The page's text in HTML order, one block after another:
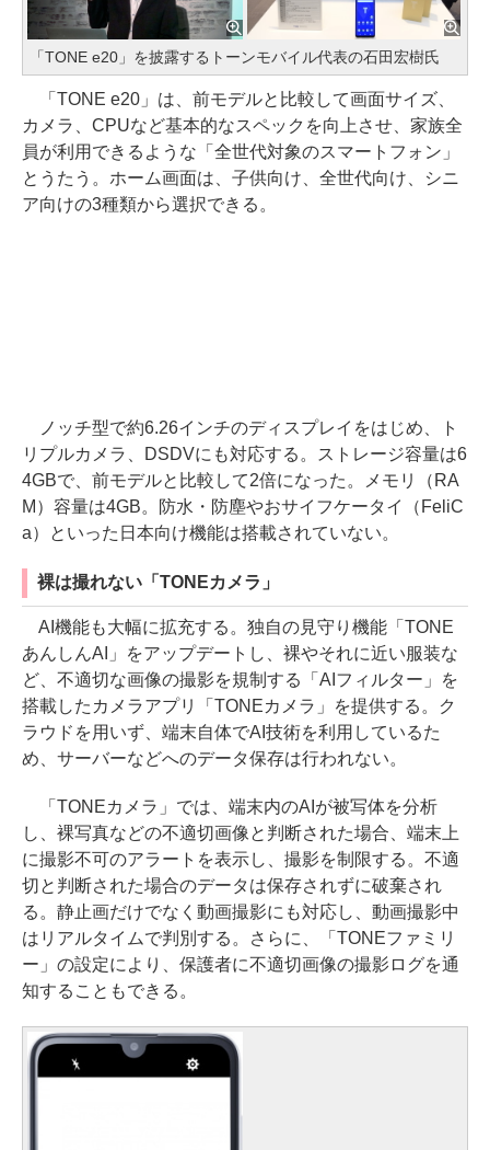
「TONE e20」を披露するトーンモバイル代表の石田宏樹氏
「TONE e20」は、前モデルと比較して画面サイズ、
カメラ、CPUなど基本的なスペックを向上させ、家族全
員が利用できるような「全世代対象のスマートフォン」
とうたう。ホーム画面は、子供向け、全世代向け、シニ
ア向けの3種類から選択できる。
ノッチ型で約6.26インチのディスプレイをはじめ、ト
リプルカメラ、DSDVにも対応する。ストレージ容量は6
4GBで、前モデルと比較して2倍になった。メモリ（RA
M）容量は4GB。防水・防塵やおサイフケータイ（FeliC
a）といった日本向け機能は搭載されていない。
裸は撮れない「TONEカメラ」
AI機能も大幅に拡充する。独自の見守り機能「TONE
あんしんAI」をアップデートし、裸やそれに近い服装な
ど、不適切な画像の撮影を規制する「AIフィルター」を
搭載したカメラアプリ「TONEカメラ」を提供する。ク
ラウドを用いず、端末自体でAI技術を利用しているた
め、サーバーなどへのデータ保存は行われない。
「TONEカメラ」では、端末内のAIが被写体を分析
し、裸写真などの不適切画像と判断された場合、端末上
に撮影不可のアラートを表示し、撮影を制限する。不適
切と判断された場合のデータは保存されずに破棄され
る。静止画だけでなく動画撮影にも対応し、動画撮影中
はリアルタイムで判別する。さらに、「TONEファミリ
ー」の設定により、保護者に不適切画像の撮影ログを通
知することもできる。